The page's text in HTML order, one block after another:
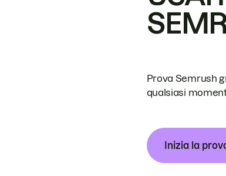
Prova Semrush
qualsiasi
Inizia la